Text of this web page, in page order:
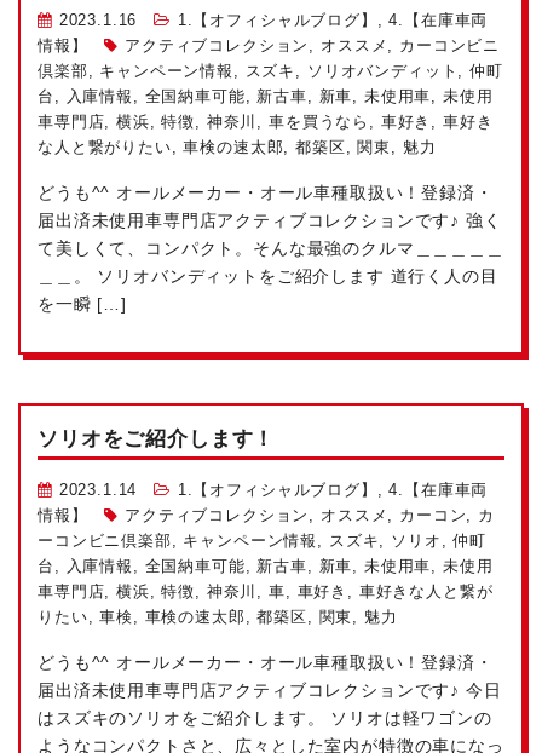
2023.1.16 1.【オフィシャルブログ】 ,4.【在庫車両
情報】
アクティブコレクション オススメ
カーコンビニ
倶楽部
キャンペーン情報 スズキ ソリオバンディット ,仲町
台
入庫情報 全国納車可能 新古車 新車 未使用車
未使用
車専門店 ,横浜 ,特徴 神奈川 ,車を買うなら 車好き
車好き
な人と繋がりたい ,車検の速太郎 ,都築区 関東 魅力
どうも^^ オールメーカー・オール車種取扱い！登録済・
届出済未使用車専門店アクティブコレクションです♪ 強く
て美しくて、コンパクト。そんな最強のクルマ＿＿＿＿＿
＿＿。 ソリオバンディットをご紹介します 道行く人の目
を一瞬 […]
ソリオをご紹介します！
2023.1.14 1.【オフィシャルブログ】 ,4.【在庫車両
情報】
アクティブコレクション オススメ カーコン
カ
ーコンビニ倶楽部
キャンペーン情報 スズキ ソリオ ,仲町
台
入庫情報 全国納車可能 新古車 新車 未使用車
未使用
車専門店 ,横浜 ,特徴 神奈川 ,車 車好き
車好きな人と繋が
りたい ,車検 車検の速太郎 ,都築区 関東 魅力
どうも^^ オールメーカー・オール車種取扱い！登録済・
届出済未使用車専門店アクティブコレクションです♪ 今日
はスズキのソリオをご紹介します。 ソリオは軽ワゴンの
ようなコンパクトさと、広々とした室内が特徴の車になっ